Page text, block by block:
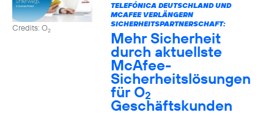
Credits: O2
TELEFÓNICA DEUTSCHLAND UND
MCAFEE VERLÄNGERN
SICHERHEITSPARTNERSCHAFT:
Mehr Sicherheit
durch aktuellste
McAfee-
Sicherheitslösungen
für O2
Geschäftskunden